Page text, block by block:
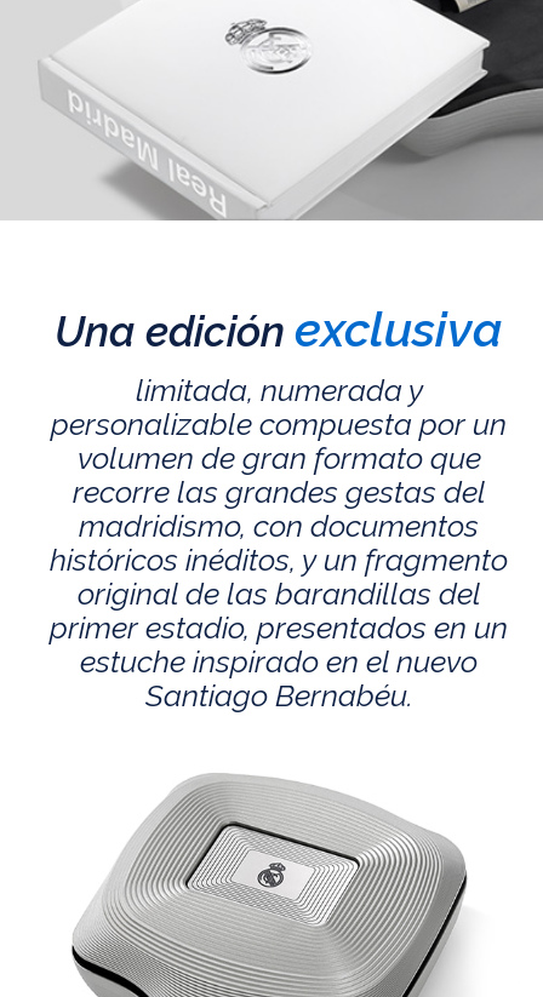
Una edición exclusiva
limitada, numerada y
personalizable compuesta por un
volumen de gran formato que
recorre las grandes gestas del
madridismo, con documentos
históricos inéditos, y un fragmento
original de las barandillas del
primer estadio, presentados en un
estuche inspirado en el nuevo
Santiago Bernabéu.